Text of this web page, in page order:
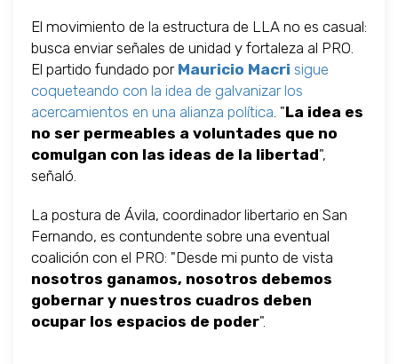
El movimiento de la estructura de LLA no es casual:
busca enviar señales de unidad y fortaleza al PRO.
El partido fundado por Mauricio Macri sigue
coqueteando con la idea de galvanizar los
acercamientos en una alianza política. "La idea es
no ser permeables a voluntades que no
comulgan con las ideas de la libertad",
señaló.
La postura de Ávila, coordinador libertario en San
Fernando, es contundente sobre una eventual
coalición con el PRO: "Desde mi punto de vista
nosotros ganamos, nosotros debemos
gobernar y nuestros cuadros deben
ocupar los espacios de poder".